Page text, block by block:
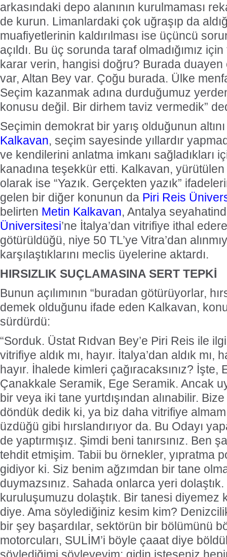
arkasındaki depo alanının kurulmaması
de kurun. Limanlardaki çok uğraşıp da
muafiyetlerinin kaldırılması ise üçüncü
açıldı. Bu üç sorunda taraf olmadığımız
karar verin, hangisi doğru? Burada duayen
var, Altan Bey var. Çoğu burada. Ülke
Seçim kazanmak adına durduğumuz
konusu değil. Bir dirhem taviz vermedik”
Seçimin demokrat bir yarış olduğunun
Kalkavan, seçim sayesinde yıllardır
ve kendilerini anlatma imkanı sağladıkları
kanadına teşekkür etti. Kalkavan,
olarak ise “Yazık. Gerçekten yazık”
gelen bir diğer konunun da Piri Reis
belirten Metin Kalkavan, Antalya
Üniversitesi’ne İtalya’dan vitrifiye ithal
götürüldüğü, niye 50 TL’ye Vitra’dan
karşılaştıklarını meclis üyelerine aktardı.
HIRSIZLIK SUÇLAMASINA SERT TEPKİ
Bunun açılımının “buradan götürüyorlar,
demek olduğunu ifade eden Kalkavan,
sürdürdü:
“Sorduk. Üstat Rıdvan Bey’e Piri Reis ile
vitrifiye aldık mı, hayır. İtalya’dan aldık mı,
hayır. İhalede kimleri çağıracaksınız? İşte,
Çanakkale Seramik, Ege Seramik. Ancak
bir veya iki tane yurtdışından alınabilir.
döndük dedik ki, ya biz daha vitrifiye
üzdüğü gibi hırslandırıyor da. Bu Odayı
de yaptırmışız. Şimdi beni tanırsınız. Ben
tehdit etmişim. Tabii bu örnekler, yıpratma
gidiyor ki. Siz benim ağzımdan bir tane
duymazsınız. Sahada onlarca yeri
kuruluşumuzu dolaştık. Bir tanesi diyemez
diye. Ama söylediğiniz kesim kim?
bir şey başardılar, sektörün bir bölümünü
motorcuları, SULİM’i böyle çaaat diye